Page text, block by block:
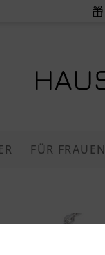
FÜR FRAUEN